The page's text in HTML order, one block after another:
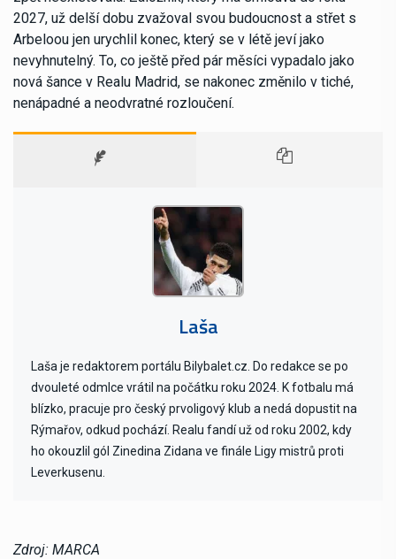
2027, už delší dobu zvažoval svou budoucnost a střet s
Arbeloou jen urychlil konec, který se v létě jeví jako
nevyhnutelný. To, co ještě před pár měsíci vypadalo jako
nová šance v Realu Madrid, se nakonec změnilo v tiché,
nenápadné a neodvratné rozloučení.
Laša
Laša je redaktorem portálu Bilybalet.cz. Do redakce se po
dvouleté odmlce vrátil na počátku roku 2024. K fotbalu má
blízko, pracuje pro český prvoligový klub a nedá dopustit na
Rýmařov, odkud pochází. Realu fandí už od roku 2002, kdy
ho okouzlil gól Zinedina Zidana ve finále Ligy mistrů proti
Leverkusenu.
Zdroj: MARCA